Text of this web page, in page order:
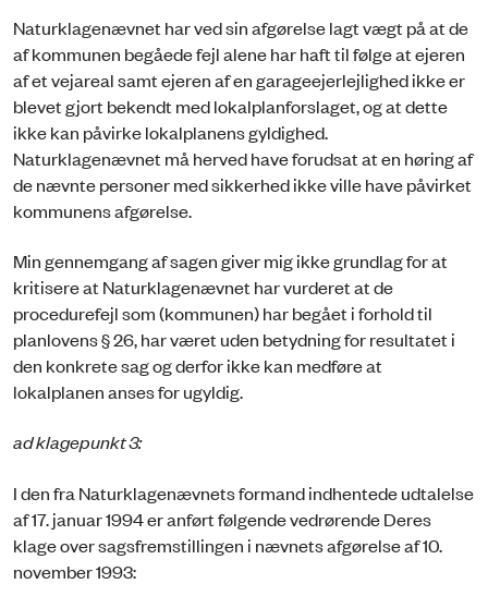
Naturklagenævnet har ved sin afgørelse lagt vægt på at de
af kommunen begåede fejl alene har haft til følge at ejeren
af et vejareal samt ejeren af en garageejerlejlighed ikke er
blevet gjort bekendt med lokalplanforslaget, og at dette
ikke kan påvirke lokalplanens gyldighed.
Naturklagenævnet må herved have forudsat at en høring af
de nævnte personer med sikkerhed ikke ville have påvirket
kommunens afgørelse.
Min gennemgang af sagen giver mig ikke grundlag for at
kritisere at Naturklagenævnet har vurderet at de
procedurefejl som (kommunen) har begået i forhold til
planlovens § 26, har været uden betydning for resultatet i
den konkrete sag og derfor ikke kan medføre at
lokalplanen anses for ugyldig.
ad klagepunkt 3:
I den fra Naturklagenævnets formand indhentede udtalelse
af 17. januar 1994 er anført følgende vedrørende Deres
klage over sagsfremstillingen i nævnets afgørelse af 10.
november 1993: